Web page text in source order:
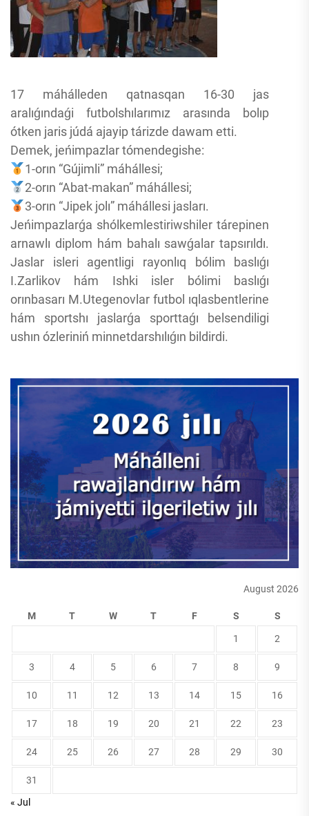
17 máhálleden qatnasqan 16-30 jas
aralıǵındaǵi futbolshılarımız arasında bolıp
ótken jaris júdá ajayip tárizde dawam etti.
Demek, jeńimpazlar tómendegishe:
1-orın “Gújimli” máhállesi;
2-orın “Abat-makan” máhállesi;
3-orın “Jipek jolı” máhállesi jasları.
Jeńimpazlarǵa shólkemlestiriwshiler tárepinen
arnawlı diplom hám bahalı sawǵalar tapsırıldı.
Jaslar isleri agentligi rayonlıq bólim baslıǵı
I.Zarlikov hám Ishki isler bólimi baslıǵı
orınbasarı M.Utegenovlar futbol ıqlasbentlerine
hám sportshı jaslarǵa sporttaǵı belsendiligi
ushın ózleriniń minnetdarshılıǵın bildirdi.
August 2026
M T W T F S S
1 2
3 4 5 6 7 8 9
10 11 12 13 14 15 16
17 18 19 20 21 22 23
24 25 26 27 28 29 30
31
« Jul